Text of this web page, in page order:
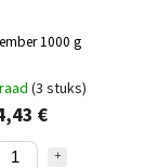
1000 g
(3 stuks)
€